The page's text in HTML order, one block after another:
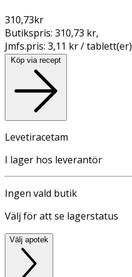
310,73kr
Butikspris: 310,73 kr,
Jmfs.pris: 3,11 kr / tablett(er)
Köp via recept
Levetiracetam
I lager hos leverantör
Ingen vald butik
Välj för att se lagerstatus
Välj apotek